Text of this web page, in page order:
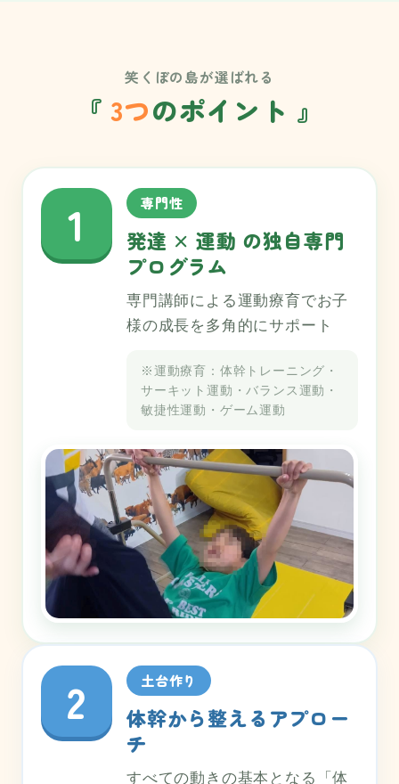
笑くぼの島が選ばれる
『3つのポイント 』
1 専門性
発達 × 運動 の独自専門
プログラム
専門講師による運動療育でお子
様の成長を多角的にサポート
※運動療育：体幹トレーニング・
サーキット運動・バランス運動・
敏捷性運動・ゲーム運動
2 土台作り
体幹から整えるアプロー
チ
すべての動きの基本となる「体